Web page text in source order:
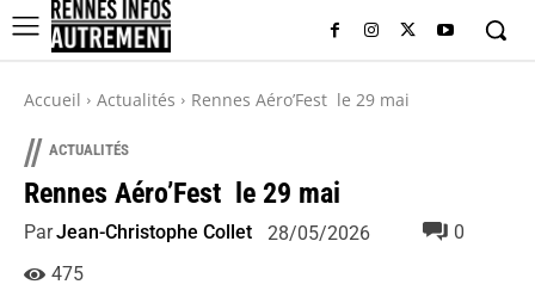
Accueil Actualités Rennes Aéro’Fest le 29 mai
// ACTUALITÉS
Rennes Aéro’Fest le 29 mai
ParJean-Christophe Collet 28/05/2026
0
475